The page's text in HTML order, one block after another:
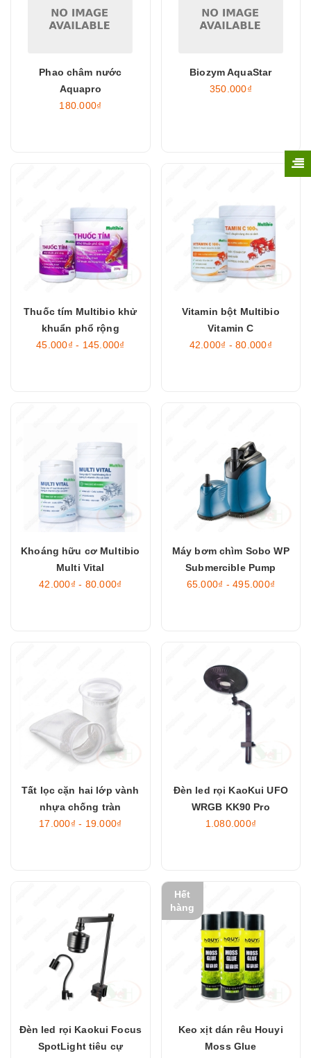
Phao châm nước
Aquapro
180.000₫
Biozym AquaStar
350.000₫
Thuốc tím Multibio khử
khuẩn phổ rộng
45.000₫ - 145.000₫
Vitamin bột Multibio
Vitamin C
42.000₫ - 80.000₫
Khoáng hữu cơ Multibio
Multi Vital
42.000₫ - 80.000₫
Máy bơm chìm Sobo WP
Submercible Pump
65.000₫ - 495.000₫
Tất lọc cặn hai lớp vành
nhựa chống tràn
17.000₫ - 19.000₫
Đèn led rọi KaoKui UFO
WRGB KK90 Pro
1.080.000₫
Đèn led rọi Kaokui Focus
SpotLight tiêu cự
Hết
hàng
Keo xịt dán rêu Houyi
Moss Glue